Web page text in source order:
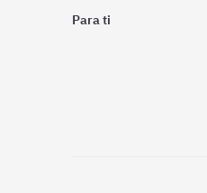
Para ti